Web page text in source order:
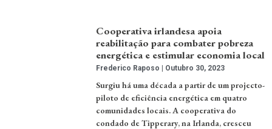
Cooperativa irlandesa apoia
reabilitação para combater pobreza
energética e estimular economia local
Frederico Raposo Outubro 30, 2023
Surgiu há uma década a partir de um projecto-
piloto de eficiência energética em quatro
comunidades locais. A cooperativa do
condado de Tipperary, na Irlanda, cresceu